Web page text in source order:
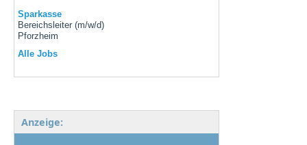
Sparkasse
Bereichsleiter (m/w/d)
Pforzheim
Alle Jobs
Anzeige: